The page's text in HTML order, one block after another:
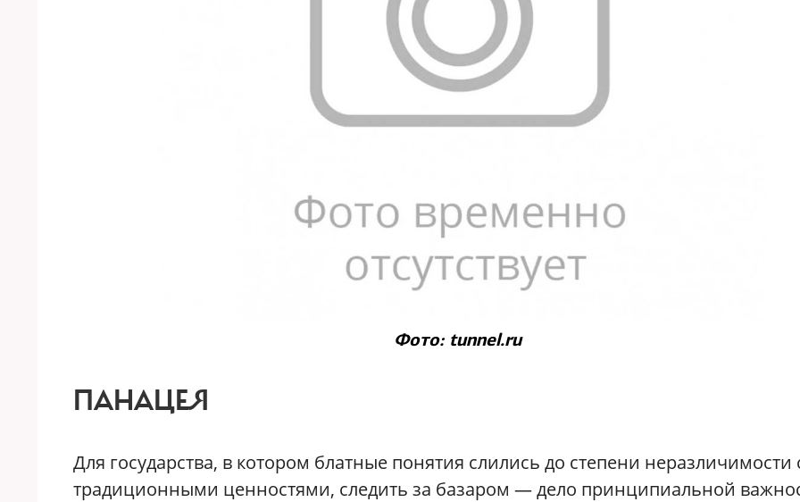
Фото: tunnel.ru
ПАНАЦЕЯ
Для государства, в котором блатные понятия слились до степени неразличимости
традиционными ценностями, следить за базаром — дело принципиальной